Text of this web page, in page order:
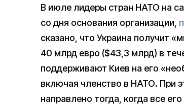
В июле лидеры стран НАТО на
со дня основания организации,
сказано, что Украина получит
40 млрд евро ($43,3 млрд) в
поддерживают Киев на его
включая членство в НАТО. При
направлено тогда, когда все